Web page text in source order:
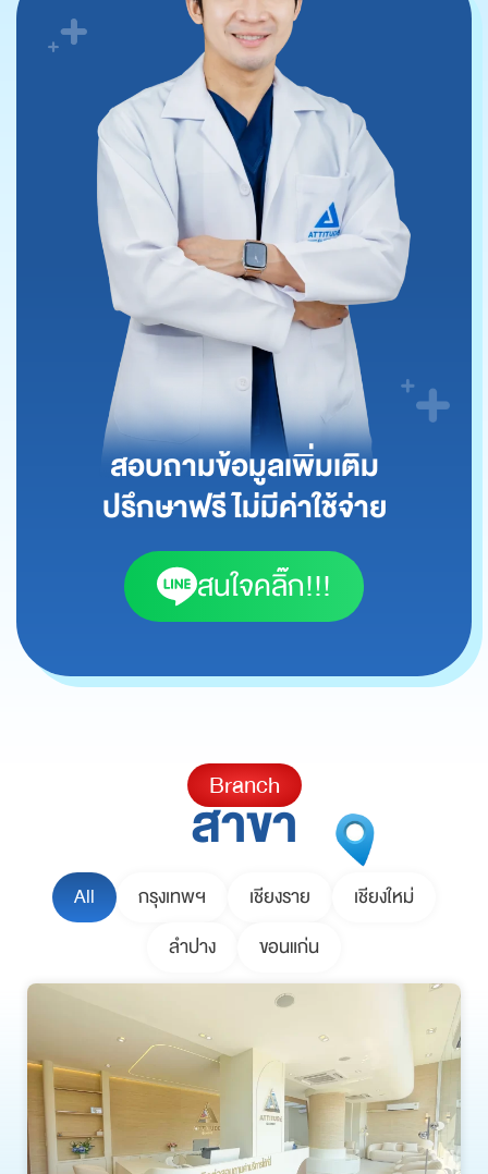
สอบถามข้อมูลเพิ่มเติม
ปรึกษาฟรี ไม่มีค่าใช้จ่าย
สนใจคลิ๊ก!!!
Branch
สาขา
All กรุงเทพฯ เชียงราย
เชียงใหม่
ลำปาง
ขอนแก่น